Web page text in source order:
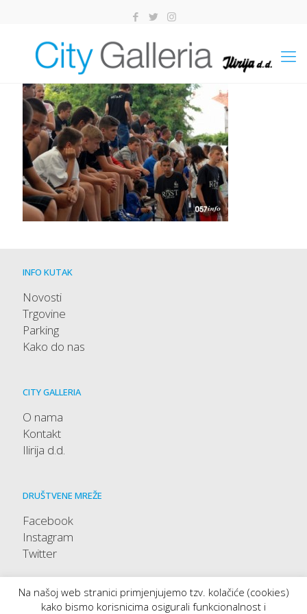
INFO KUTAK
Novosti
Trgovine
Parking
Kako do nas
CITY GALLERIA
O nama
Kontakt
Ilirija d.d.
DRUŠTVENE MREŽE
Facebook
Instagram
Twitter
Na našoj web stranici primjenjujemo tzv. kolačiće (cookies)
kako bismo korisnicima osigurali funkcionalnost i